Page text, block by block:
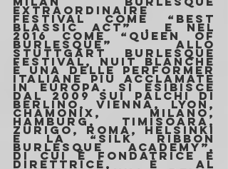
Extraordinaire
Festival come “Best
Blassic Act” , e nel
2016 come “Queen of
Burlesque” allo
Stuttgart Burlesque
Festival, Nuit Blanche
è una delle performer
italiane più acclamate
in Europa. Si esibisce
dal 2009 sui palchi di
Berlino, Vienna, Lyon,
Chamonix, Milano,
Hamburg, Timisoara,
Zurigo, Roma, Helsinki
e la “Silk Ribbon
Burlesque Academy”,
di cui è fondatrice e
direttrice, è al